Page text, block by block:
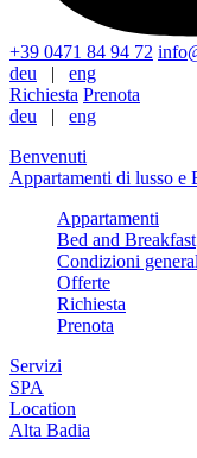
+39 0471 84 94 72
deu | eng
Richiesta Prenota
deu | eng
Benvenuti
Appartamenti di lusso e
Appartamenti
Bed and Breakfast
Condizioni
Offerte
Richiesta
Prenota
Servizi
SPA
Location
Alta Badia